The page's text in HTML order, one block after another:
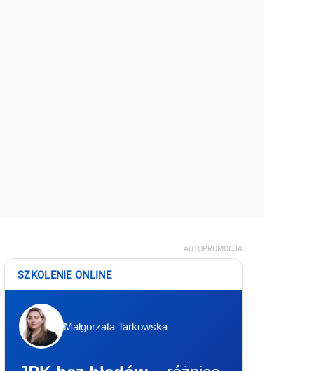
AUTOPROMOCJA
SZKOLENIE ONLINE
Małgorzata Tarkowska